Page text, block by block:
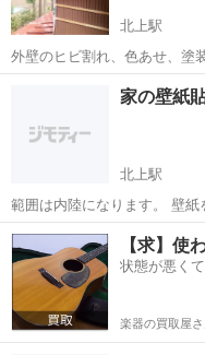
北上駅
外壁のヒビ割れ、色あせ、塗装の劣化等 お考えの方
さい。 ご希望によりますが
で行っています。
北上市 北上駅
家の壁紙
北上駅
範囲は内陸になります。 壁紙を貼り替えたい方 経年劣化・タバコのヤ
ニ・ペットのキズなどでお悩みの方へ。 1部屋だ
OK✨ 見積もりは無料です。 ご相談だけでも大丈夫です リフォーム、
内装工事、クロス貼...
岩手 北上市 北上駅
【求】使
状態が悪く
楽器の買取屋さ